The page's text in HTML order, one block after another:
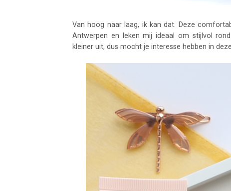
Van hoog naar laag, ik kan dat. Deze
Antwerpen en leken mij ideaal om stijlvol
kleiner uit, dus mocht je interesse hebben in